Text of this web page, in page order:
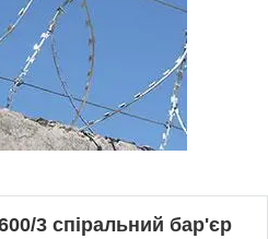
3 спіральний бар'єр